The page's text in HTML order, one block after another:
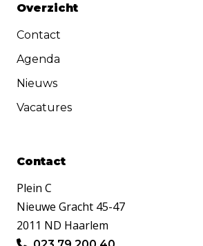
Overzicht
Contact
Agenda
Nieuws
Vacatures
Contact
Plein C
Nieuwe Gracht 45-47
2011 ND Haarlem